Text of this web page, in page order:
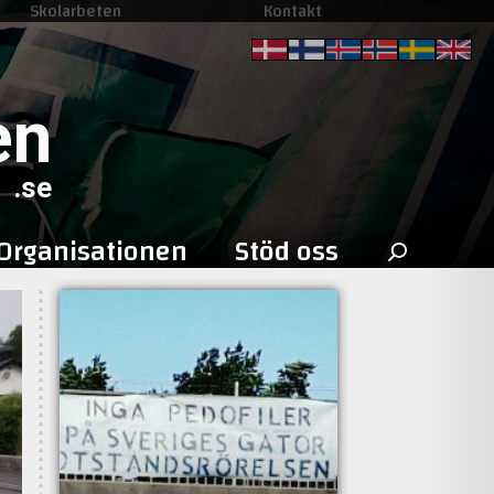
Skolarbeten Kontakt
.se
Stöd oss Sök
efter: